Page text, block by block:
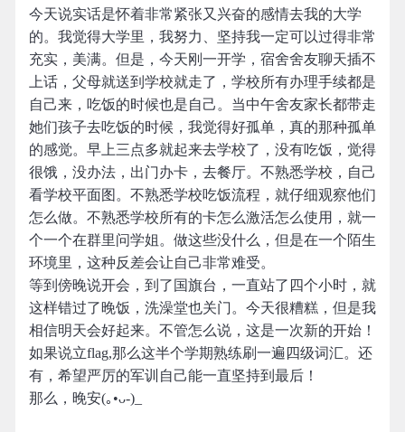
今天说实话是怀着非常紧张又兴奋的感情去我的大学
的。我觉得大学里，我努力、坚持我一定可以过得非常
充实，美满。但是，今天刚一开学，宿舍舍友聊天插不
上话，父母就送到学校就走了，学校所有办理手续都是
自己来，吃饭的时候也是自己。当中午舍友家长都带走
她们孩子去吃饭的时候，我觉得好孤单，真的那种孤单
的感觉。早上三点多就起来去学校了，没有吃饭，觉得
很饿，没办法，出门办卡，去餐厅。不熟悉学校，自己
看学校平面图。不熟悉学校吃饭流程，就仔细观察他们
怎么做。不熟悉学校所有的卡怎么激活怎么使用，就一
个一个在群里问学姐。做这些没什么，但是在一个陌生
环境里，这种反差会让自己非常难受。
等到傍晚说开会，到了国旗台，一直站了四个小时，就
这样错过了晚饭，洗澡堂也关门。今天很糟糕，但是我
相信明天会好起来。不管怎么说，这是一次新的开始！
如果说立flag,那么这半个学期熟练刷一遍四级词汇。还
有，希望严厉的军训自己能一直坚持到最后！
那么，晚安(｡•ᴗ-)_